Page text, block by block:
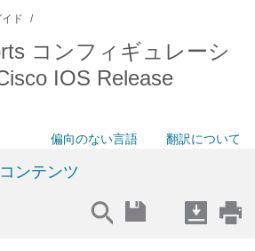
ド
コンフィギュレーシ
IOS Release
偏向のない言語 翻訳について
ンテンツ